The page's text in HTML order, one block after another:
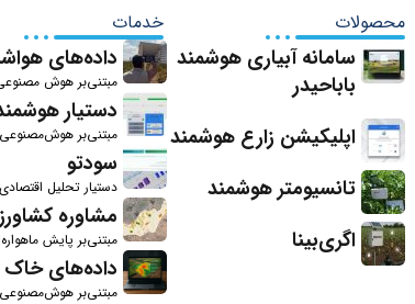
محصولات خدمات
سامانه آبیاری هوشمند
باباحیدر
اپلیکیشن زارع هوشمند
تانسیومتر هوشمند
اگری‌بینا
مشاوره
مبتنی‌بر پایش
داده‌های خاک
مبتنی‌‌‌بر
داده‌های
مبتنی‌بر هوش
دستیار
مبتنی‌بر هوش‌مصنوعی
سودتو
دستیار تحلیل